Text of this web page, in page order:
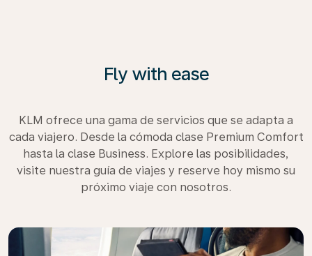
Fly with ease
KLM ofrece una gama de servicios que se adapta a
cada viajero. Desde la cómoda clase Premium Comfort
hasta la clase Business. Explore las posibilidades,
visite nuestra guía de viajes y reserve hoy mismo su
próximo viaje con nosotros.